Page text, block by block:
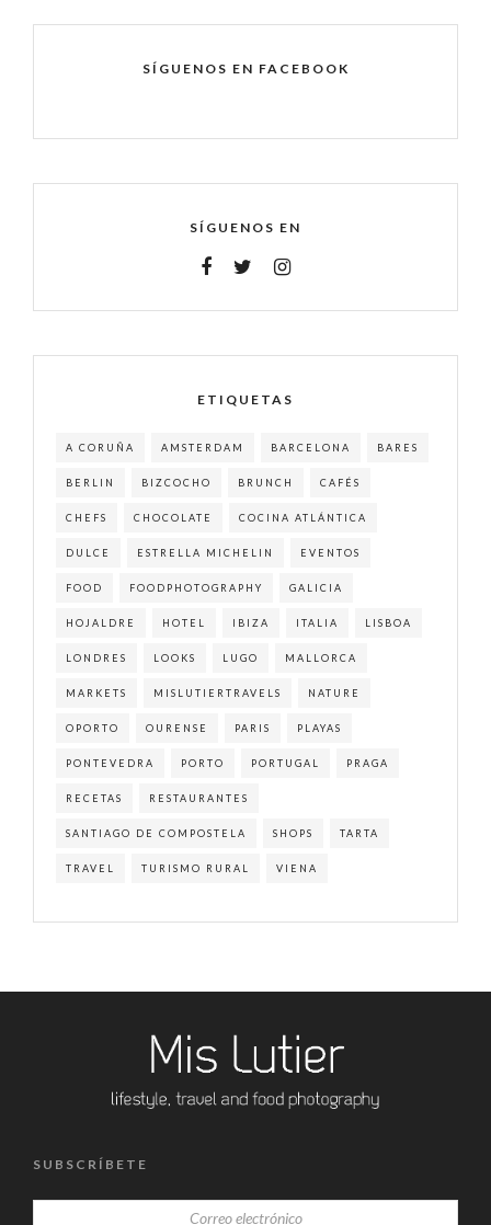
SÍGUENOS EN FACEBOOK
SÍGUENOS EN
ETIQUETAS
A CORUÑA AMSTERDAM BARCELONA BARES
BERLIN BIZCOCHO BRUNCH CAFÉS
CHEFS CHOCOLATE COCINA ATLÁNTICA
DULCE ESTRELLA MICHELIN EVENTOS
FOOD FOODPHOTOGRAPHY GALICIA
HOJALDRE HOTEL IBIZA ITALIA LISBOA
LONDRES LOOKS LUGO MALLORCA
MARKETS MISLUTIERTRAVELS NATURE
OPORTO OURENSE PARIS PLAYAS
PONTEVEDRA PORTO PORTUGAL PRAGA
RECETAS RESTAURANTES
SANTIAGO DE COMPOSTELA SHOPS TARTA
TRAVEL TURISMO RURAL VIENA
SUBSCRÍBETE